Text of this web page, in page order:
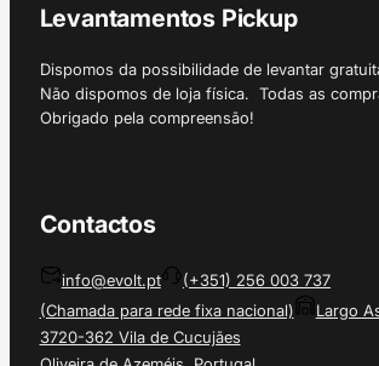
Levantamentos Pickup
Dispomos da possibilidade de levantar
Não dispomos de loja física. Todas as
Obrigado pela compreensão!
Contactos
info@evolt.pt
(+351) 256 003 737
(Chamada para rede fixa nacional)
Largo
3720-362 Vila de Cucujães